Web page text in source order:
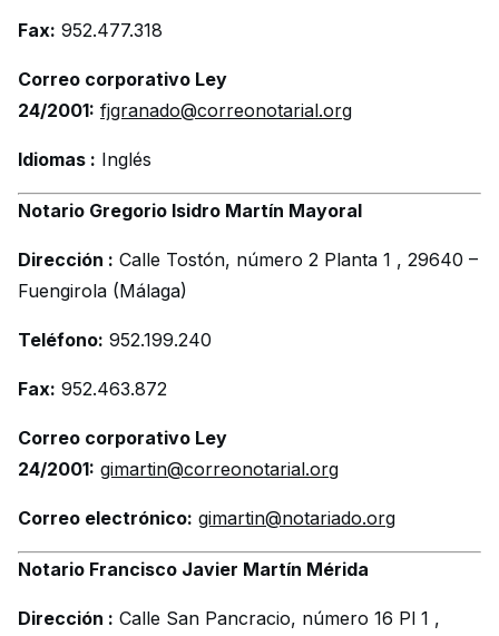
Fax: 952.477.318
Correo corporativo Ley
24/2001: fjgranado@correonotarial.org
Idiomas : Inglés
Notario Gregorio Isidro Martín Mayoral
Dirección : Calle Tostón, número 2 Planta 1 , 29640 –
Fuengirola (Málaga)
Teléfono: 952.199.240
Fax: 952.463.872
Correo corporativo Ley
24/2001: gimartin@correonotarial.org
Correo electrónico: gimartin@notariado.org
Notario Francisco Javier Martín Mérida
Dirección : Calle San Pancracio, número 16 Pl 1 ,